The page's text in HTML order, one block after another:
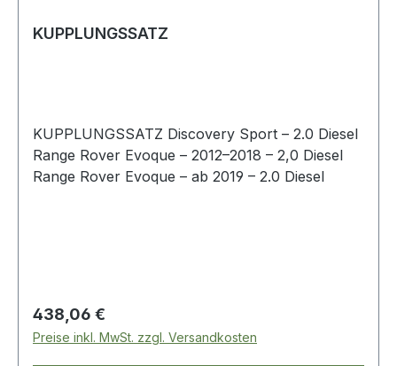
KUPPLUNGSSATZ
KUPPLUNGSSATZ Discovery Sport – 2.0 Diesel
Range Rover Evoque – 2012–2018 – 2,0 Diesel
Range Rover Evoque – ab 2019 – 2.0 Diesel
Regulärer Preis:
438,06 €
Preise inkl. MwSt. zzgl. Versandkosten